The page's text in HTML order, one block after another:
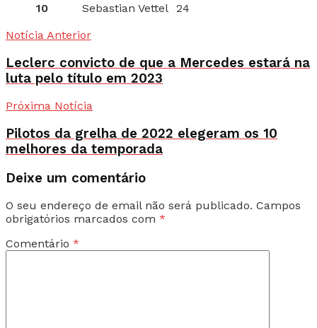
10
Sebastian Vettel 24
Notícia Anterior
Leclerc convicto de que a Mercedes estará na
luta pelo título em 2023
Próxima Notícia
Pilotos da grelha de 2022 elegeram os 10
melhores da temporada
Deixe um comentário
O seu endereço de email não será publicado. Campos
obrigatórios marcados com *
Comentário *